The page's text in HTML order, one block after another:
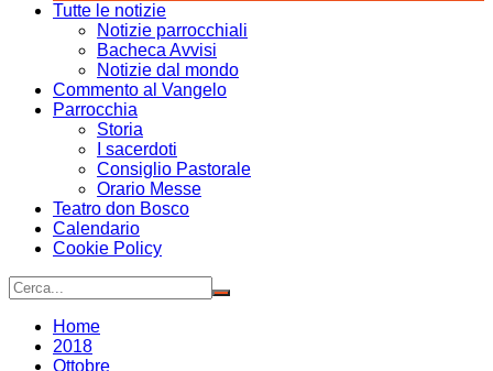
Tutte le notizie
Notizie parrocchiali
Bacheca Avvisi
Notizie dal mondo
Commento al Vangelo
Parrocchia
Storia
I sacerdoti
Consiglio Pastorale
Orario Messe
Teatro don Bosco
Calendario
Cookie Policy
Home
2018
Ottobre